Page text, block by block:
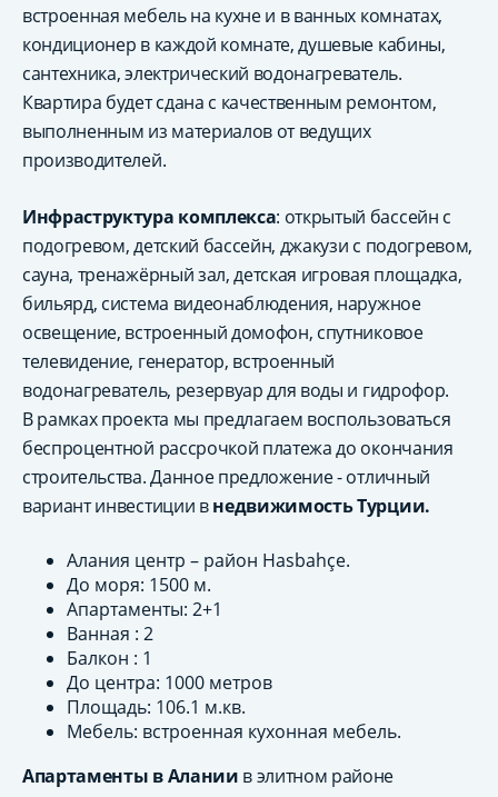
встроенная мебель на кухне и в ванных комнатах,
кондиционер в каждой комнате, душевые кабины,
сантехника, электрический водонагреватель.
Квартира будет сдана с качественным ремонтом,
выполненным из материалов от ведущих
производителей.
Инфраструктура комплекса: открытый бассейн с
подогревом, детский бассейн, джакузи с подогревом,
сауна, тренажёрный зал, детская игровая площадка,
бильярд, система видеонаблюдения, наружное
освещение, встроенный домофон, спутниковое
телевидение, генератор, встроенный
водонагреватель, резервуар для воды и гидрофор.
В рамках проекта мы предлагаем воспользоваться
беспроцентной рассрочкой платежа до окончания
строительства. Данное предложение - отличный
вариант инвестиции внедвижимость Турции.
Алания центр – район Hasbahçe.
До моря: 1500 м.
Апартаменты: 2+1
Ванная : 2
Балкон : 1
До центра: 1000 метров
Площадь: 106.1 м.кв.
Мебель: встроенная кухонная мебель.
Апартаменты в Алании в элитном районе